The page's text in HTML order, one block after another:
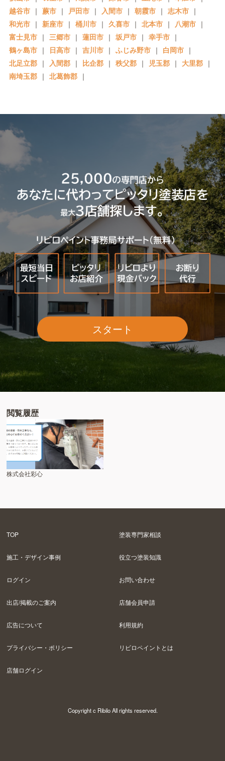
越谷市 ｜ 蕨市 ｜ 戸田市 ｜ 入間市 ｜ 朝霞市 ｜ 志木市 ｜
和光市 ｜ 新座市 ｜ 桶川市 ｜ 久喜市 ｜ 北本市 ｜ 八潮市 ｜
富士見市 ｜ 三郷市 ｜ 蓮田市 ｜ 坂戸市 ｜ 幸手市 ｜
鶴ヶ島市 ｜ 日高市 ｜ 吉川市 ｜ ふじみ野市 ｜ 白岡市 ｜
北足立郡 ｜ 入間郡 ｜ 比企郡 ｜ 秩父郡 ｜ 児玉郡 ｜ 大里郡 ｜
南埼玉郡 ｜ 北葛飾郡 ｜
スタート
閲覧履歴
株式会社彩心
TOP 塗装専門家相談
施工・デザイン事例 役立つ塗装知識
ログイン お問い合わせ
出店/掲載のご案内 店舗会員申請
広告について 利用規約
プライバシー・ポリシー リビロペイントとは
店舗ログイン
Copyright c Ribilo All rights reserved.